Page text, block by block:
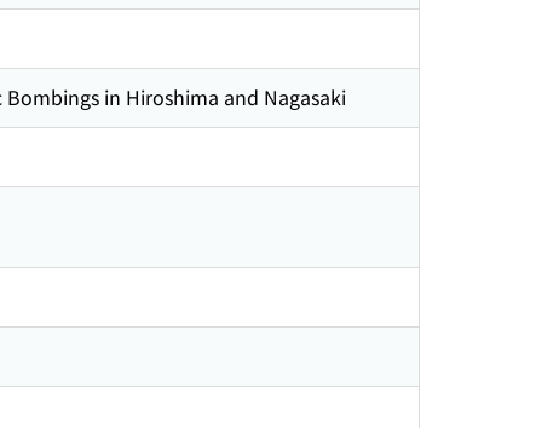
in Hiroshima and Nagasaki